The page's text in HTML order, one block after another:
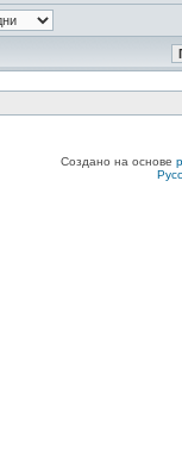
Создано на основе